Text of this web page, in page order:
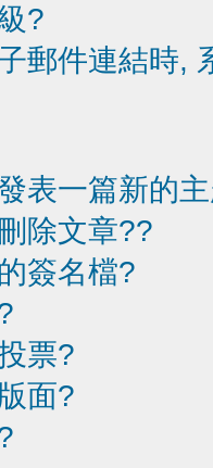
?
郵件連結時,
表一篇新的
除文章??
簽名檔?
票?
面?